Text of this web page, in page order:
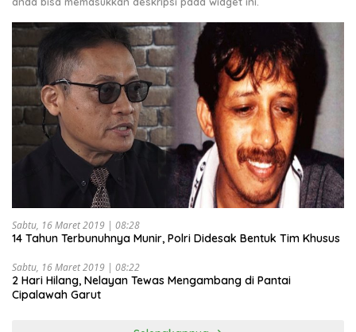
Sabtu, 16 Maret 2019 | 08:28
14 Tahun Terbunuhnya Munir, Polri Didesak Bentuk Tim Khusus
Sabtu, 16 Maret 2019 | 08:22
2 Hari Hilang, Nelayan Tewas Mengambang di Pantai
Cipalawah Garut